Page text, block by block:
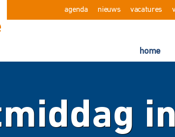
agenda nieuws vacatures
home